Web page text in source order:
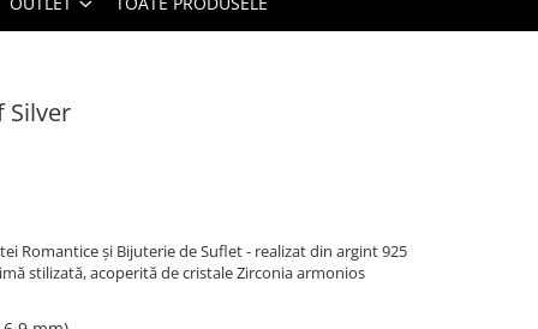
Silver
Romantice și Bijuterie de Suflet - realizat din argint 925
stilizată, acoperită de cristale Zirconia armonios